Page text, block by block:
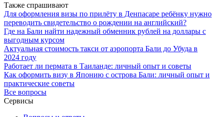
Также спрашивают
Для оформления визы по прилёту в Денпасаре ребёнку нужно
переводить свидетельство о рождении на английский?
Где на Бали найти надежный обменник рублей на доллары с
выгодным курсом
Актуальная стоимость такси от аэропорта Бали до Убуда в
2024 году
Работает ли пермата в Таиланде: личный опыт и советы
Как оформить визу в Японию с острова Бали: личный опыт и
практические советы
Все вопросы
Сервисы